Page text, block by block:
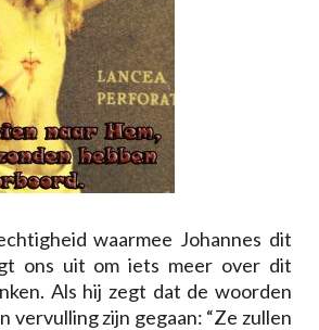
waarmee Johannes dit
ons uit om iets meer over dit
Als hij zegt dat de woorden
vervulling zijn gegaan: “Ze zullen